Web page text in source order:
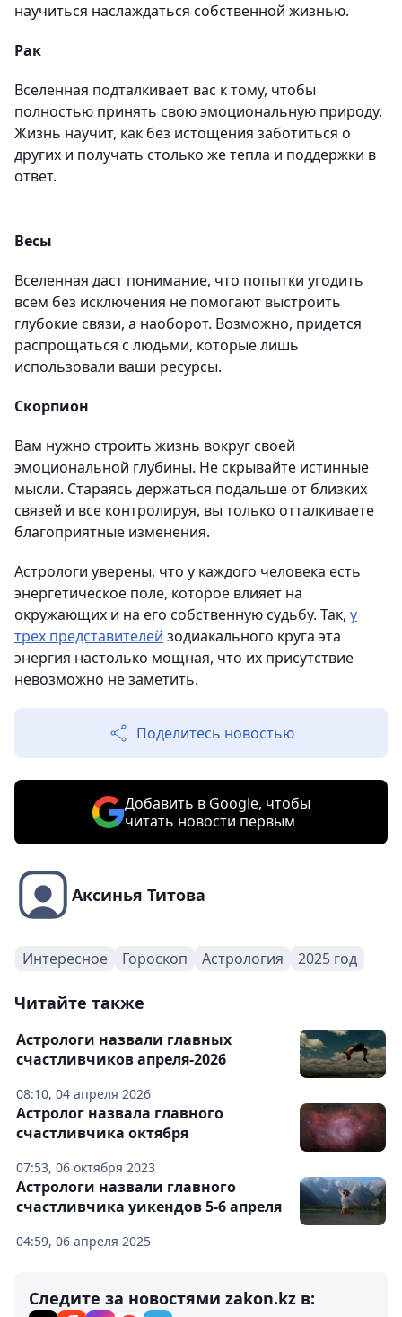
научиться наслаждаться собственной жизнью.
Рак
Вселенная подталкивает вас к тому, чтобы
полностью принять свою эмоциональную природу.
Жизнь научит, как без истощения заботиться о
других и получать столько же тепла и поддержки в
ответ.
Весы
Вселенная даст понимание, что попытки угодить
всем без исключения не помогают выстроить
глубокие связи, а наоборот. Возможно, придется
распрощаться с людьми, которые лишь
использовали ваши ресурсы.
Скорпион
Вам нужно строить жизнь вокруг своей
эмоциональной глубины. Не скрывайте истинные
мысли. Стараясь держаться подальше от близких
связей и все контролируя, вы только отталкиваете
благоприятные изменения.
Астрологи уверены, что у каждого человека есть
энергетическое поле, которое влияет на
окружающих и на его собственную судьбу. Так, у
трех представителей зодиакального круга эта
энергия настолько мощная, что их присутствие
невозможно не заметить.
Поделитесь новостью
Добавить в Google, чтобы
читать новости первым
Аксинья Титова
Интересное Гороскоп Астрология 2025 год
Читайте также
08:10, 04 апреля 2026
Астрологи назвали главных
счастливчиков апреля-2026
07:53, 06 октября 2023
Астролог назвала главного
счастливчика октября
04:59, 06 апреля 2025
Астрологи назвали главного
счастливчика уикендов 5-6 апреля
Следите за новостями zakon.kz в: